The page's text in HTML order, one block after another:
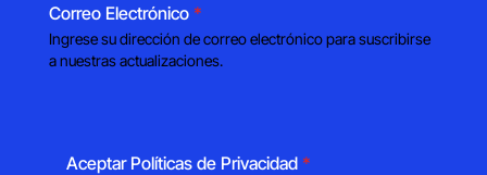
Correo Electrónico *
Ingrese su dirección de correo electrónico para suscribirse
a nuestras actualizaciones.
Aceptar Políticas de Privacidad *